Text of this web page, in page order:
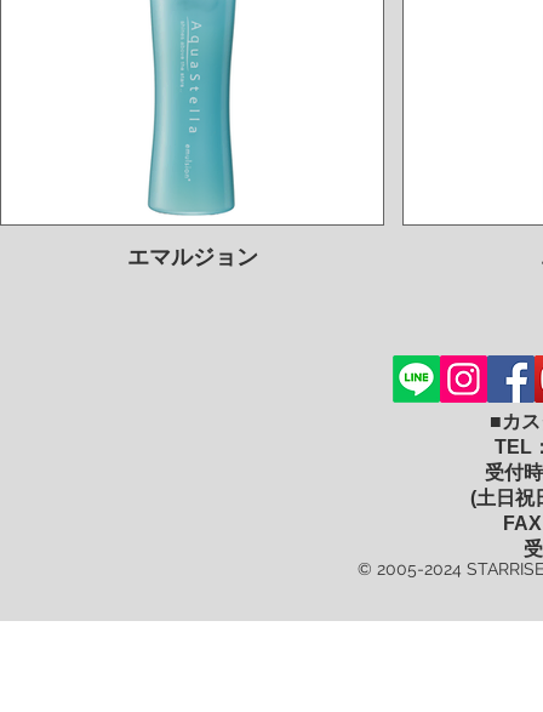
エマルジョン
© 2005-2024
■カ
TEL
受付
(土日祝
受